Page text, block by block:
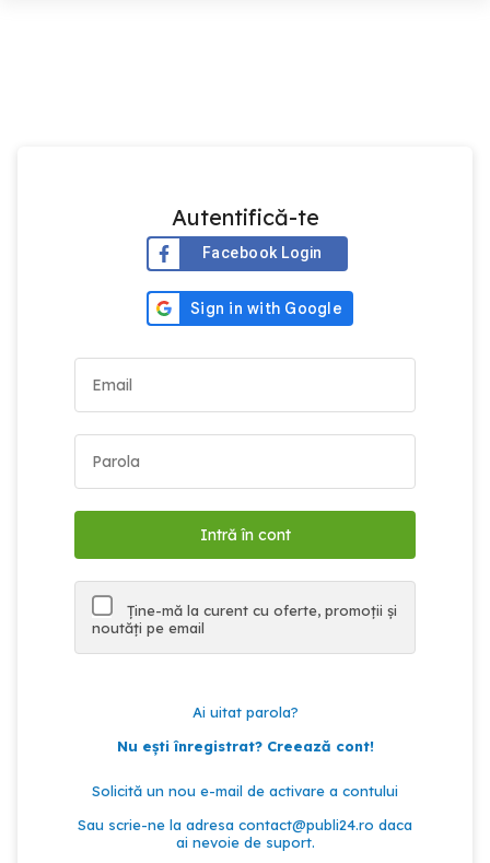
Autentifică-te
Facebook Login
Ține-mă la curent cu oferte, promoții și
noutăți pe email
Ai uitat parola?
Nu ești înregistrat? Creează cont!
Solicită un nou e-mail de activare a contului
Sau scrie-ne la adresa contact@publi24.ro daca
ai nevoie de suport.